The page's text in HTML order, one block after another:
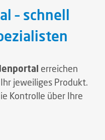
– schnell
erreichen
jeweiliges Produkt.
Kontrolle über Ihre